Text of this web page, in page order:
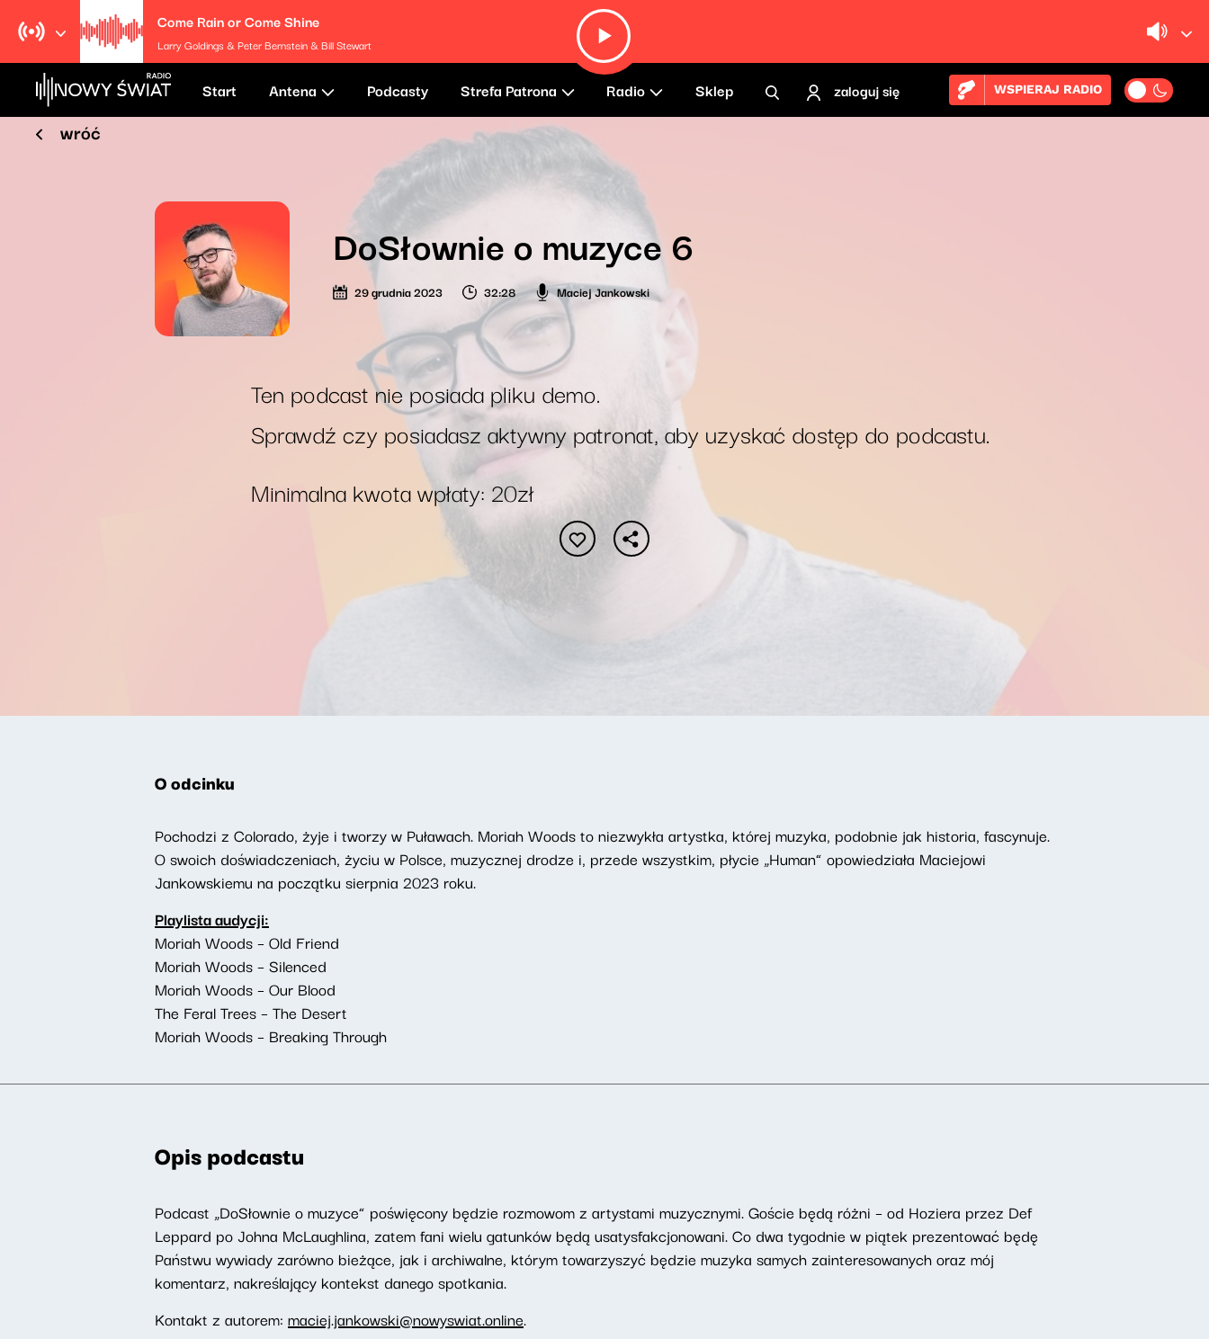
Come Rain or Come Shine
Larry Goldings & Peter Bernstein & Bill Stewart
Start Antena Podcasty Strefa Patrona Radio Sklep zaloguj się WSPIERAJ RADIO
wróć
DoSłownie o muzyce 6
29 grudnia 2023 32:28 Maciej Jankowski
Ten podcast nie posiada pliku demo.
Sprawdź czy posiadasz aktywny patronat, aby uzyskać dostęp do podcastu.
Minimalna kwota wpłaty: 20zł
O odcinku
Pochodzi z Colorado, żyje i tworzy w Puławach. Moriah Woods to niezwykła artystka, której muzyka, podobnie jak historia, fascynuje.
O swoich doświadczeniach, życiu w Polsce, muzycznej drodze i, przede wszystkim, płycie „Human” opowiedziała Maciejowi
Jankowskiemu na początku sierpnia 2023 roku.
Playlista audycji:
Moriah Woods – Old Friend
Moriah Woods – Silenced
Moriah Woods – Our Blood
The Feral Trees – The Desert
Moriah Woods – Breaking Through
Opis podcastu
Podcast „DoSłownie o muzyce” poświęcony będzie rozmowom z artystami muzycznymi. Goście będą różni – od Hoziera przez Def
Leppard po Johna McLaughlina, zatem fani wielu gatunków będą usatysfakcjonowani. Co dwa tygodnie w piątek prezentować będę
Państwu wywiady zarówno bieżące, jak i archiwalne, którym towarzyszyć będzie muzyka samych zainteresowanych oraz mój
komentarz, nakreślający kontekst danego spotkania.
Kontakt z autorem: maciej.jankowski@nowyswiat.online.